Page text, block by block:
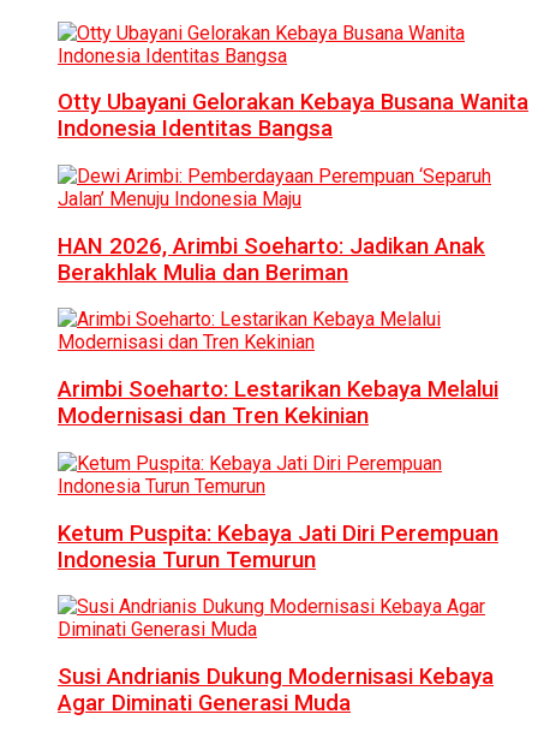
Otty Ubayani Gelorakan Kebaya Busana Wanita
Indonesia Identitas Bangsa
HAN 2026, Arimbi Soeharto: Jadikan Anak
Berakhlak Mulia dan Beriman
Arimbi Soeharto: Lestarikan Kebaya Melalui
Modernisasi dan Tren Kekinian
Ketum Puspita: Kebaya Jati Diri Perempuan
Indonesia Turun Temurun
Susi Andrianis Dukung Modernisasi Kebaya
Agar Diminati Generasi Muda